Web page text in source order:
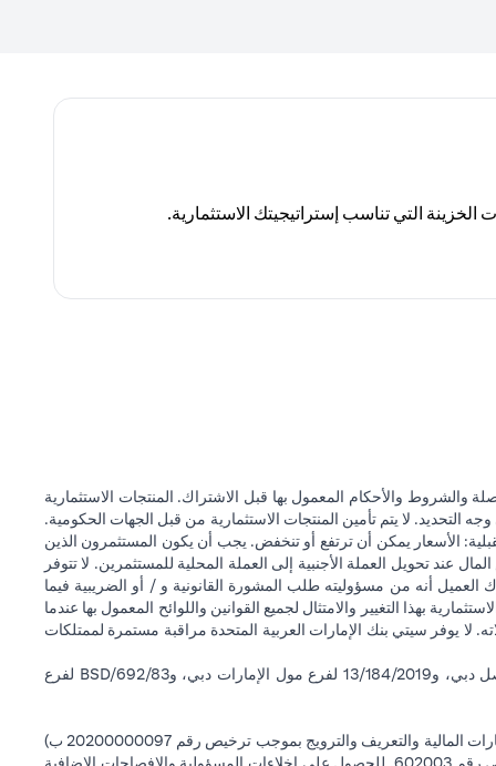
التي تناسب إستراتيجيتك الاستثمارية.
والأحكام المعمول بها قبل الاشتراك. المنتجات الاستثمارية
التحديد. لا يتم تأمين المنتجات الاستثمارية من قبل الجهات الحكومية.
الأسعار يمكن أن ترتفع أو تنخفض. يجب أن يكون المستثمرون الذين
تحويل العملة الأجنبية إلى العملة المحلية للمستثمرين. لا تتوفر
العميل أنه من مسؤوليته طلب المشورة القانونية و / أو الضريبية فيما
بهذا التغيير والامتثال لجميع القوانين واللوائح المعمول بها عندما
لا يوفر سيتي بنك الإمارات العربية المتحدة مراقبة مستمرة لممتلكات
سيتي بنك إن إيه - الإمارات العربية المتحدة مسجل لدى مصرف الإمارات العربية المتحدة المركزي بموجب أرقام التراخيص BSD/504/83 لفرع الوصل دبي، و13/184/2019 لفرع مول الإمارات دبي، وBSD/692/83 لفرع
سيتي بنك إن إيه الإمارات العربية المتحدة مرخص من هيئة الأوراق المالية والسلع في الإمارات العربية المتحدة ("SCA") للقيام بالنشاط المالي لـ أ) الاستشارات المالية والتعريف والترويج بموجب ترخيص رقم 20200000097 ب)